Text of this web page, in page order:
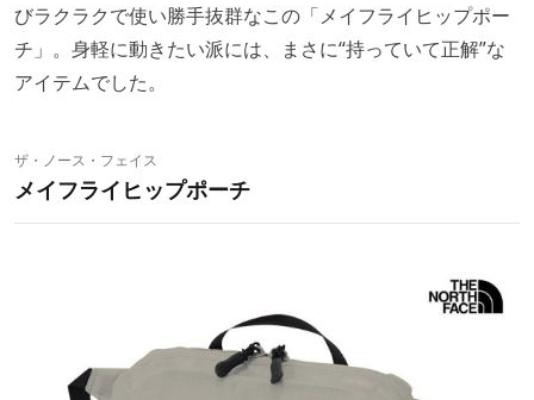
びラクラクで使い勝手抜群なこの「メイフライヒップポー
チ」。身軽に動きたい派には、まさに“持っていて正解”な
アイテムでした。
ザ・ノース・フェイス
メイフライヒップポーチ